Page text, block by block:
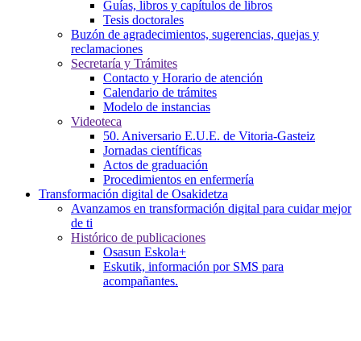
Guías, libros y capítulos de libros
Tesis doctorales
Buzón de agradecimientos, sugerencias, quejas y
reclamaciones
Secretaría y Trámites
Contacto y Horario de atención
Calendario de trámites
Modelo de instancias
Videoteca
50. Aniversario E.U.E. de Vitoria-Gasteiz
Jornadas científicas
Actos de graduación
Procedimientos en enfermería
Transformación digital de Osakidetza
Avanzamos en transformación digital para cuidar mejor
de ti
Histórico de publicaciones
Osasun Eskola+
Eskutik, información por SMS para
acompañantes.